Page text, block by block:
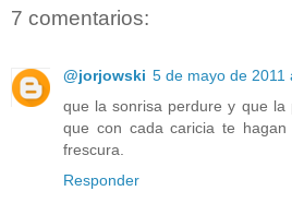
7 comentarios:
@jorjowski 5 de mayo de 2011
que la sonrisa perdure y que la
que con cada caricia te
frescura.
Responder